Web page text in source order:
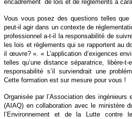
encadrement de lois et de règlements à
Vous vous posez des questions telles que
peut-il agir dans un contexte de
professionnel a-t-il la responsabilité de
les lois et règlements qui se rapportent au
il œuvre? ». « L’application d’exigences
telles qu’une distance séparatrice, libère-
responsabilité s’il surviendrait une
Cette formation est sur mesure pour vous !
Organisée par l’Association des ingénieurs
(AIAQ) en collaboration avec le ministère
l’Environnement et de la Lutte contre